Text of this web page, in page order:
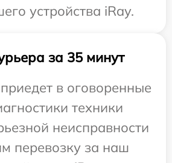
устройства iRay.
за 35 минут
в оговоренные
техники
неисправности
перевозку за наш